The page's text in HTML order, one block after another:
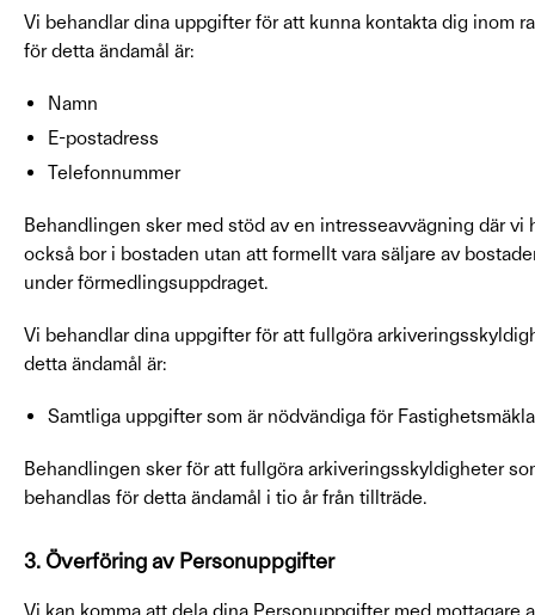
Vi behandlar dina uppgifter för att kunna kontakta dig inom
för detta ändamål är:
Namn
E-postadress
Telefonnummer
Behandlingen sker med stöd av en intresseavvägning där
också bor i bostaden utan att formellt vara säljare av
under förmedlingsuppdraget.
Vi behandlar dina uppgifter för att fullgöra
detta ändamål är:
Samtliga uppgifter som är nödvändiga för
Behandlingen sker för att fullgöra arkiveringsskyldigheter
behandlas för detta ändamål i tio år från tillträde.
3. Överföring av Personuppgifter